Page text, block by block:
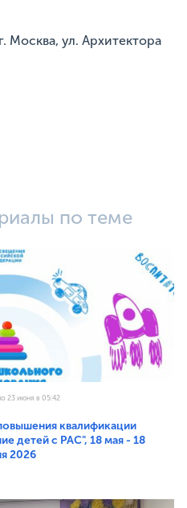
Москва, ул. Архитектора
по теме
23 июня в 05:42
квалификации
детей с РАС", 18 мая - 18
2026